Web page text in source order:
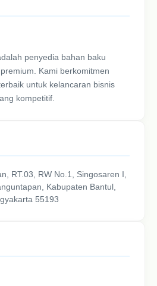
penyedia bahan baku
Kami berkomitmen
untuk kelancaran bisnis
kompetitif.
RT.03, RW No.1, Singosaren I,
Kabupaten Bantul,
55193